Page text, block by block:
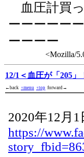
血圧計買っ
ーーーーー
ーーーー
<Mozilla/
12/1＜血圧が「205
←back ↑menu ↑top forward→
2020年12月1
https://